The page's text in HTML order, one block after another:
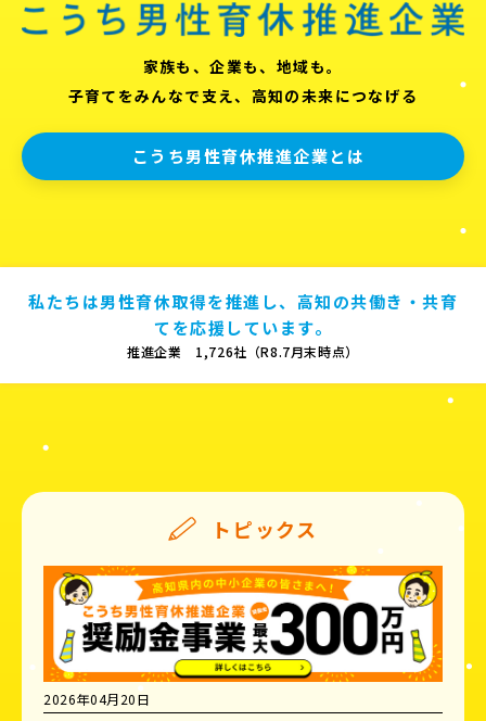
家族も、企業も、地域も。
子育てをみんなで支え、高知の未来につなげる
こうち男性育休推進企業とは
私たちは男性育休取得を推進し、高知の共働き・共育
てを応援しています。
推進企業 1,726社（R8.7月末時点）
トピックス
2026年04月20日